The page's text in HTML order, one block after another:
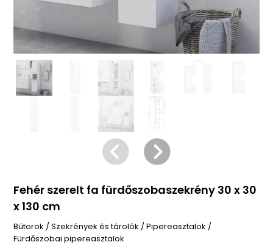
Fehér szerelt fa fürdőszobaszekrény 30 x 30
x 130 cm
Bútorok /Szekrények és tárolók /Pipereasztalok /
Fürdőszobai pipereasztalok